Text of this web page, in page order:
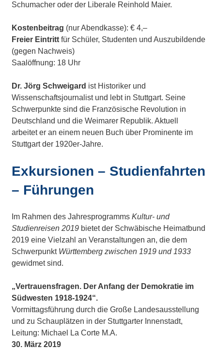
Schumacher oder der Liberale Reinhold Maier.
Kostenbeitrag (nur Abendkasse): € 4,–
Freier Eintritt für Schüler, Studenten und Auszubildende
(gegen Nachweis)
Saalöffnung: 18 Uhr
Dr. Jörg Schweigard ist Historiker und
Wissenschaftsjournalist und lebt in Stuttgart. Seine
Schwerpunkte sind die Französische Revolution in
Deutschland und die Weimarer Republik. Aktuell
arbeitet er an einem neuen Buch über Prominente im
Stuttgart der 1920er-Jahre.
Exkursionen – Studienfahrten
– Führungen
Im Rahmen des Jahresprogramms Kultur- und
Studienreisen 2019 bietet der Schwäbische Heimatbund
2019 eine Vielzahl an Veranstaltungen an, die dem
Schwerpunkt Württemberg zwischen 1919 und 1933
gewidmet sind.
„Vertrauensfragen. Der Anfang der Demokratie im
Südwesten 1918-1924“.
Vormittagsführung durch die Große Landesausstellung
und zu Schauplätzen in der Stuttgarter Innenstadt,
Leitung: Michael La Corte M.A.
30. März 2019